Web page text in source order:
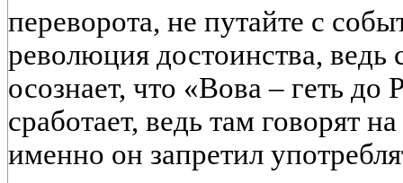
переворота, не путайте с
революция достоинства,
осознает, что «Вова – геть до
сработает, ведь там говорят
именно он запретил